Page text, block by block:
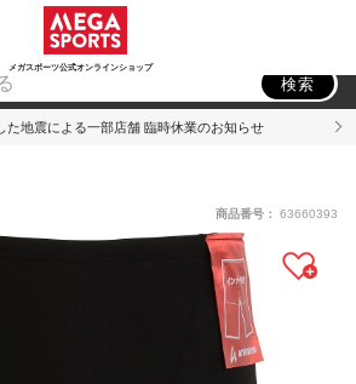
メガスポーツ公式オンラインショップ
トドア
検索
た地震による一部店舗 臨時休業のお知らせ
商品番号： 63660393